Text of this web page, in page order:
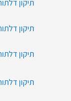
תיקון
תיקון
תיקון
תיקון